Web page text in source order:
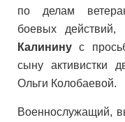
по делам
боевых действий,
Калининус
сыну активистки
Ольги Колобаевой.
Военнослужащий,